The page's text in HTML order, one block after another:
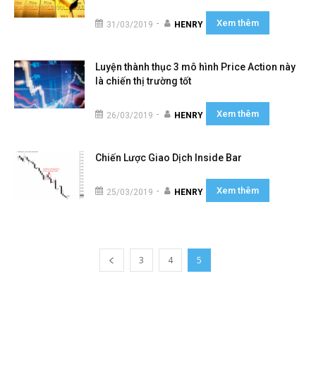
31/03/2019 - HENRY Xem thêm
Luyện thành thục 3 mô hình Price Action này
là chiến thị trường tốt
26/03/2019 - HENRY Xem thêm
Chiến Lược Giao Dịch Inside Bar
25/03/2019 - HENRY Xem thêm
3 4 5